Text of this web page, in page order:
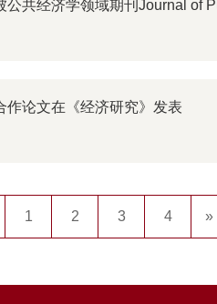
共经济学领域期刊Journal of
作论文在《经济研究》发表
1 2 3 4 »